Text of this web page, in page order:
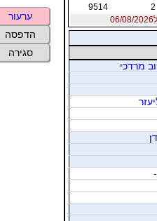
2
9514
מרדכי
ערעור
הדפסה
סגירה